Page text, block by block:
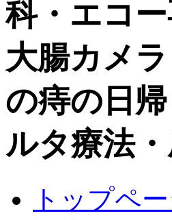
科・エコ
大腸カメ
の痔の日
ルタ療法
トップペ